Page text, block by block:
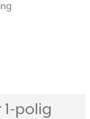
1-polig